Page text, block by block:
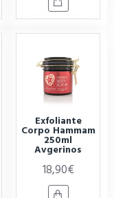
Exfoliante
Corpo Hammam
250ml
Avgerinos
18,90€